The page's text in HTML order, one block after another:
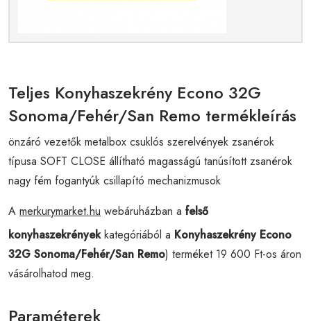
Teljes Konyhaszekrény Econo 32G
Sonoma/Fehér/San Remo termékleírás
önzáró vezetők metalbox csuklós szerelvények zsanérok
típusa SOFT CLOSE állítható magasságú tanúsított zsanérok
nagy fém fogantyúk csillapító mechanizmusok
A merkurymarket.hu webáruházban a felső
konyhaszekrényekkategóriából a Konyhaszekrény Econo
32G Sonoma/Fehér/San Remo) terméket 19 600 Ft-os áron
vásárolhatod meg.
Paraméterek